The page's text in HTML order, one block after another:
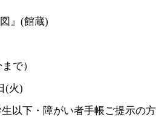
』(館蔵)
で）
(火)
以下・障がい者手帳ご提示の